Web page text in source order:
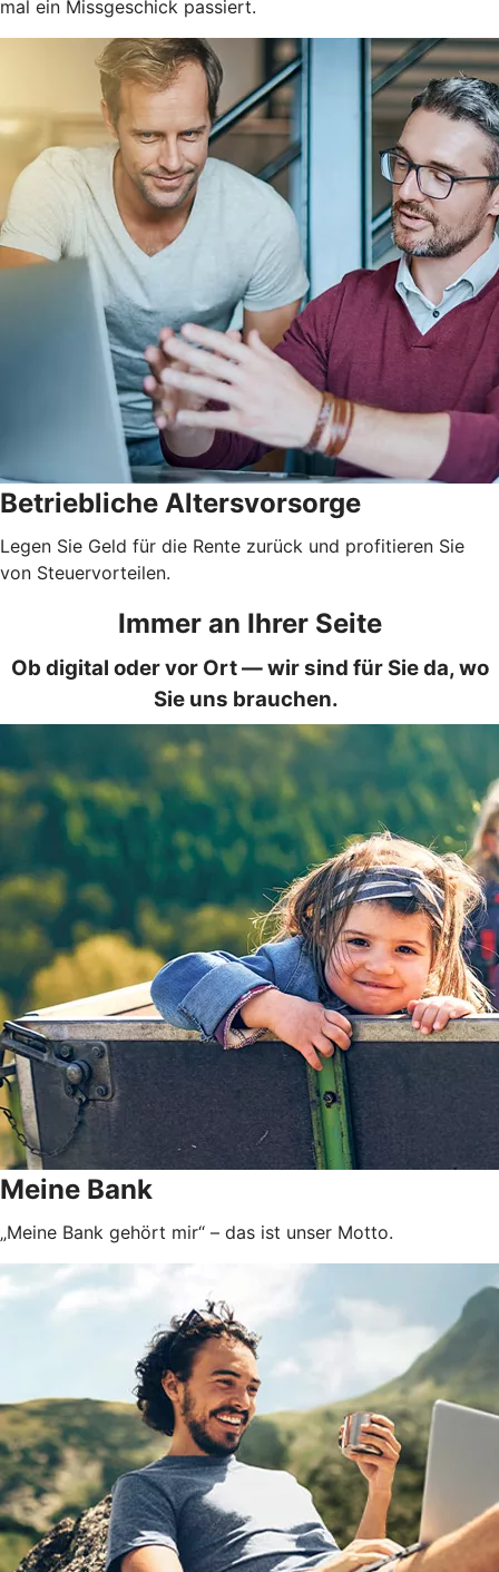
mal ein Missgeschick passiert.
Betriebliche Altersvorsorge
Legen Sie Geld für die Rente zurück und profitieren Sie
von Steuervorteilen.
Immer an Ihrer Seite
Ob digital oder vor Ort — wir sind für Sie da, wo
Sie uns brauchen.
Meine Bank
„Meine Bank gehört mir“ – das ist unser Motto.